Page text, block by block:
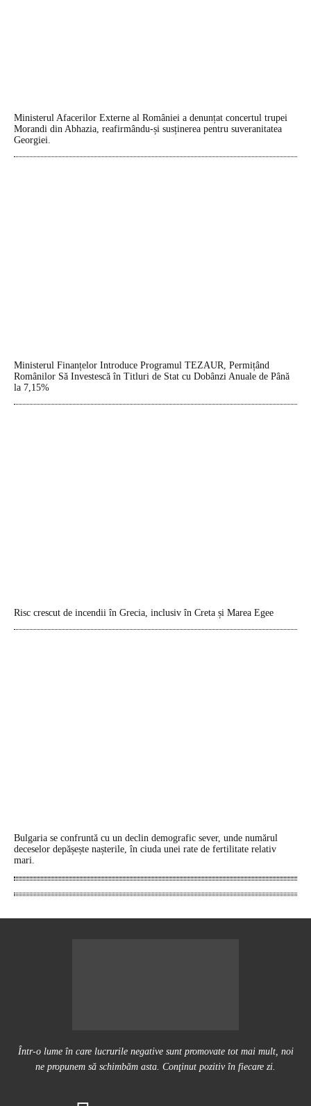
Ministerul Afacerilor Externe al României a denunțat concertul trupei
Morandi din Abhazia, reafirmându-și susținerea pentru suveranitatea
Georgiei.
Ministerul Finanțelor Introduce Programul TEZAUR, Permițând
Românilor Să Investescă în Titluri de Stat cu Dobânzi Anuale de Până
la 7,15%
Risc crescut de incendii în Grecia, inclusiv în Creta și Marea Egee
Bulgaria se confruntă cu un declin demografic sever, unde numărul
deceselor depășește nașterile, în ciuda unei rate de fertilitate relativ
mari.
Într-o lume în care lucrurile negative sunt promovate tot mai mult, noi
ne propunem să schimbăm asta. Conţinut pozitiv în fiecare zi.